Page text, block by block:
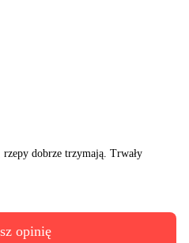
rzepy dobrze trzymają. Trwały
opinię